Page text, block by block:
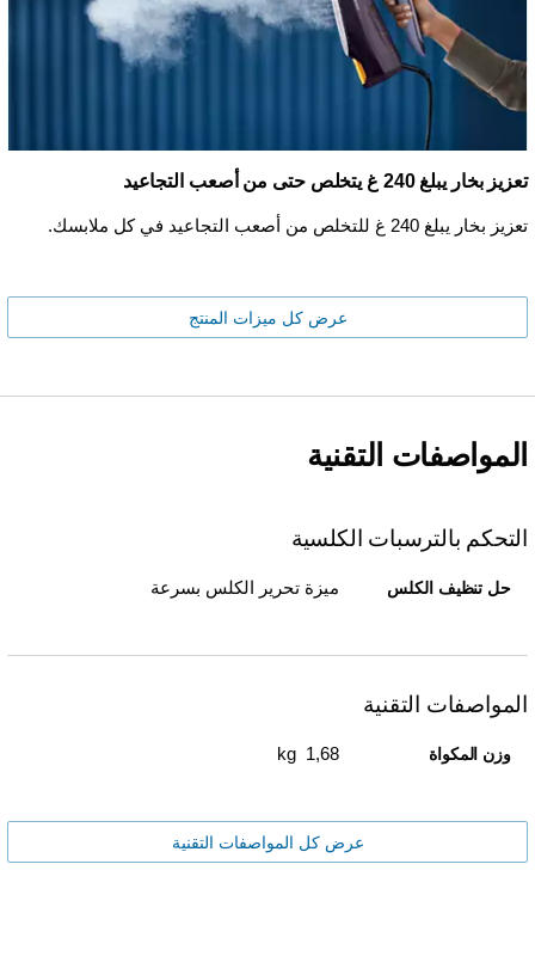
تعزيز بخار يبلغ 240 غ يتخلص حتى من أصعب التجاعيد
تعزيز بخار يبلغ 240 غ للتخلص من أصعب التجاعيد في كل ملابسك.
عرض كل ميزات المنتج
المواصفات التقنية
التحكم بالترسبات الكلسية
حل تنظيف الكلس ميزة تحرير الكلس بسرعة
المواصفات التقنية
وزن المكواة 1,68 kg
عرض كل المواصفات التقنية